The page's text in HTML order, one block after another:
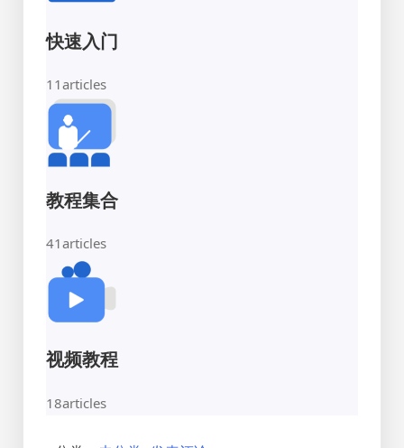
快速入门
11articles
教程集合
41articles
视频教程
18articles